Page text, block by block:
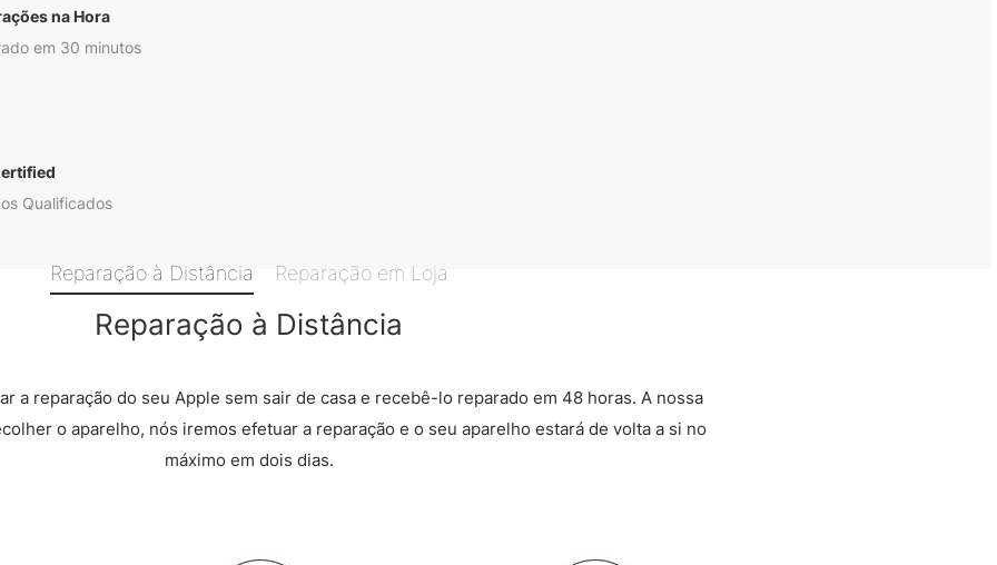
na Hora
em 30 minutos
Qualificados
Reparação à Distância Reparação em Loja
Reparação à Distância
a reparação do seu Apple sem sair de casa e recebê-lo reparado em 48 horas. A nossa
o aparelho, nós iremos efetuar a reparação e o seu aparelho estará de volta a si no
máximo em dois dias.